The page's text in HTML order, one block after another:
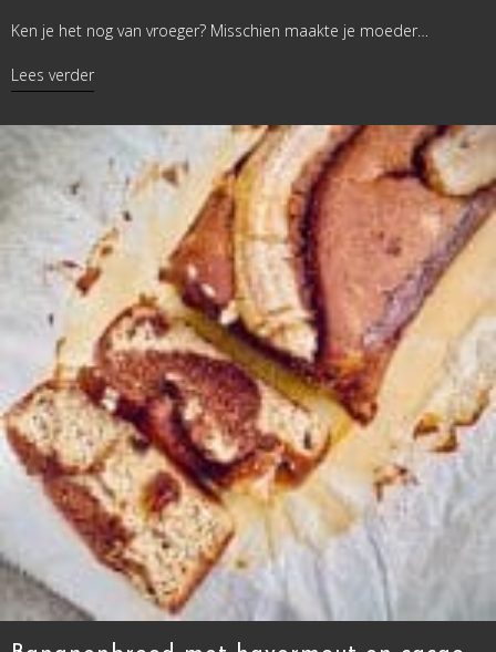
Ken je het nog van vroeger? Misschien maakte je moeder…
Lees verderabout Broodpudding